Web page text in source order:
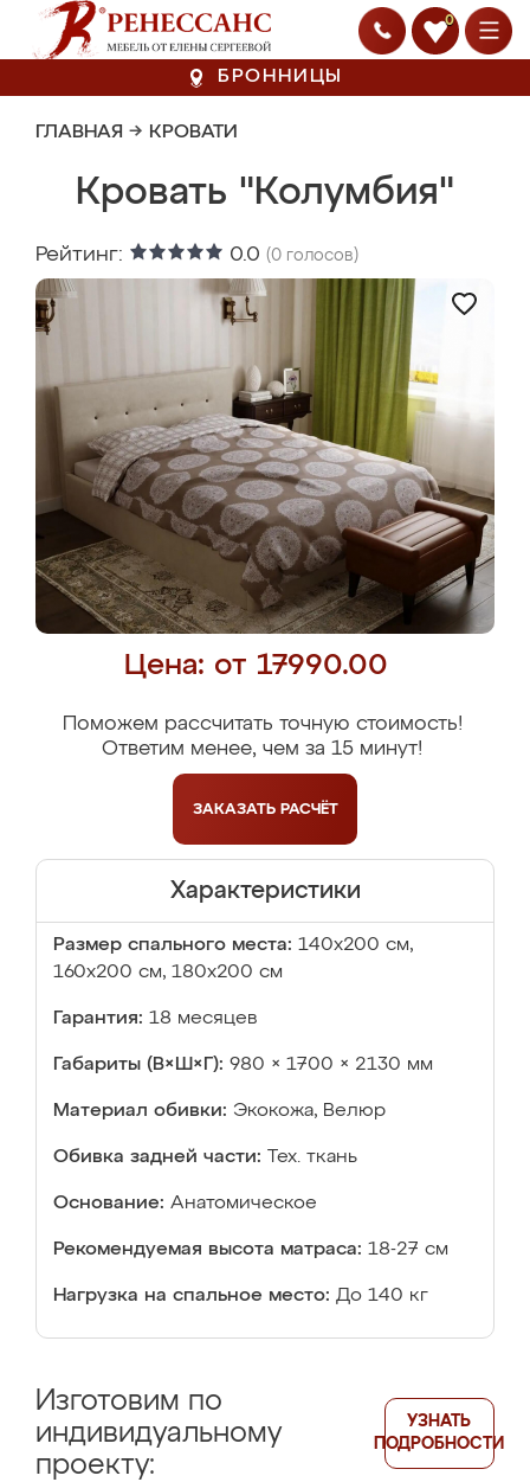
0
БРОННИЦЫ
ГЛАВНАЯ → КРОВАТИ
Кровать "Колумбия"
Рейтинг: 0.0 (0 голосов)
Цена: от 17990.00
Поможем рассчитать точную стоимость!
Ответим менее, чем за 15 минут!
ЗАКАЗАТЬ РАСЧЁТ
Характеристики
Размер спального места: 140х200 см,
160х200 см, 180х200 см
Гарантия: 18 месяцев
Габариты (В×Ш×Г): 980 × 1700 × 2130 мм
Материал обивки: Экокожа, Велюр
Обивка задней части: Тех. ткань
Основание: Анатомическое
Рекомендуемая высота матраса: 18-27 см
Нагрузка на спальное место: До 140 кг
Изготовим по
индивидуальному
проекту:
УЗНАТЬ
ПОДРОБНОСТИ